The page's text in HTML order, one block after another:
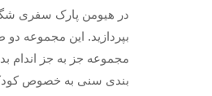
در هیومن پارک سفری
بپردازید. این مجموعه
مجموعه جز به جز اندام